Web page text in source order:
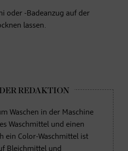
oder -Badeanzug auf der
lassen.
Waschen in der Maschine
Waschmittel und einen
ein Color-Waschmittel ist
Bleichmittel und